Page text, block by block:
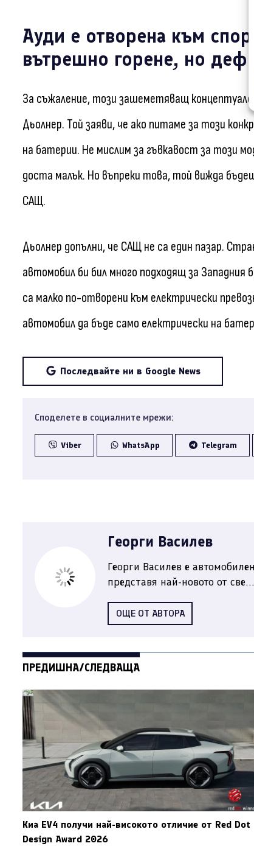
Ауди е отворена към
вътрешно горене, но
За съжаление, този зашеметяващ
Дьолнер. Той заяви, че ако питаме за този
на батерии. Не мислим за гъвкавост за този
доста малък. Но въпреки това, той вижда
САЩ.
Дьолнер допълни, че САЩ не са един пазар.
автомобил би бил много подходящ за
са малко по-отворени към електрически
автомобил да бъде само електрически на
Последвайте ни в Google News
Споделете в социалните мрежи:
Viber WhatsApp Telegram
Георги Василев
Георги Василев е
представя най-новото от све...
ОЩЕ ОТ АВТОРА
ПРЕДИШНА/СЛЕДВАЩА
Киа EV4 получи най-високото отличие от Red Dot
Design Award 2026